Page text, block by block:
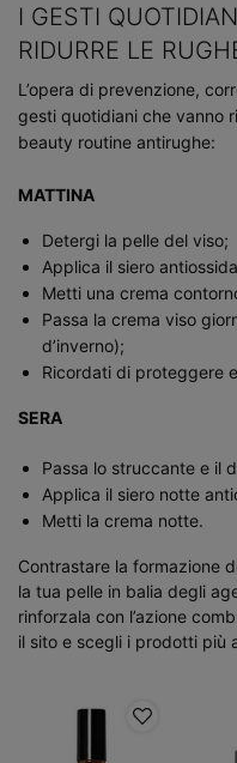
I GESTI
RIDURRE LE
L’opera di prevenzione,
gesti quotidiani che vanno
beauty routine antirughe:
MATTINA
Detergi la pelle del viso;
Applica il siero
Metti una crema
Passa la crema viso
d’inverno);
Ricordati di proteggere
SERA
Passa lo struccante e il
Applica il siero notte
Metti la crema notte.
Contrastare la formazione
la tua pelle in balia degli
rinforzala con l’azione
il sito e scegli i prodotti più